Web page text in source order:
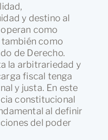
y destino al
como
como
de Derecho.
la arbitrariedad y
fiscal tenga
y justa. En este
constitucional
al definir
del poder